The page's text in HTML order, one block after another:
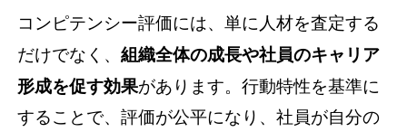
コンピテンシー評価には、単に人材を査定する
だけでなく、組織全体の成長や社員のキャリア
形成を促す効果があります。行動特性を基準に
することで、評価が公平になり、社員が自分の